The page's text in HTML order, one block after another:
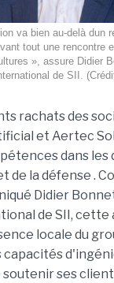
va bien au-delà dun
tout une rencontre
», assure Didier
de SII.
rachats des
et Aertec
dans les
de la défense .
Didier
de SII, cette
locale du
capacités
ses